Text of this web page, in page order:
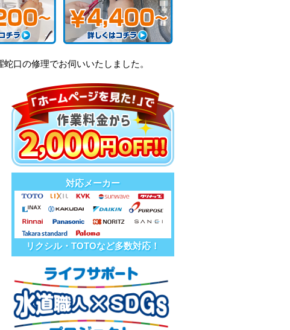
口の修理でお伺いいたしました。
対応メーカー
リクシル・TOTOなど多数対応！